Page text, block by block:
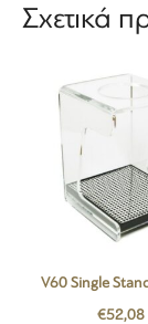
Σχετικά
V60 Single
€52,08